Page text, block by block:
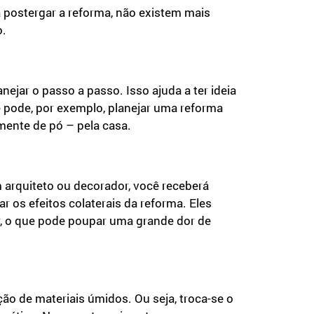
a reforma, não existem mais
o passo a passo. Isso ajuda a ter ideia
por exemplo, planejar uma reforma
de pó – pela casa.
ou decorador, você receberá
os efeitos colaterais da reforma. Eles
que pode poupar uma grande dor de
de materiais úmidos. Ou seja, troca-se o